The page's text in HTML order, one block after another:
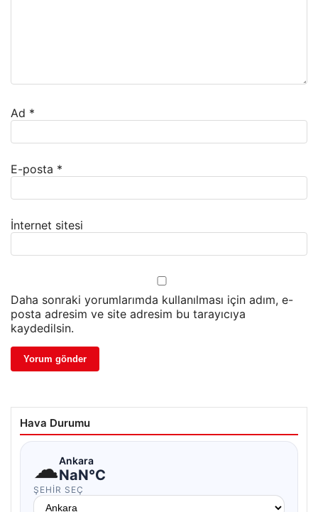
Ad *
E-posta *
İnternet sitesi
Daha sonraki yorumlarımda kullanılması için adım, e-
posta adresim ve site adresim bu tarayıcıya
kaydedilsin.
Hava Durumu
☁Ankara
NaN°C
ŞEHIR SEÇ